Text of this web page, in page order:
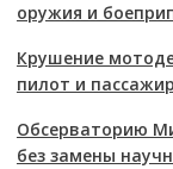
оружия и
Крушение
пилот и
Обсерваторию
без замены